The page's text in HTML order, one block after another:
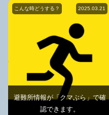
こんな時どうする？ 2025.03.21
避難所情報が「クマぶら」で確
認できます。